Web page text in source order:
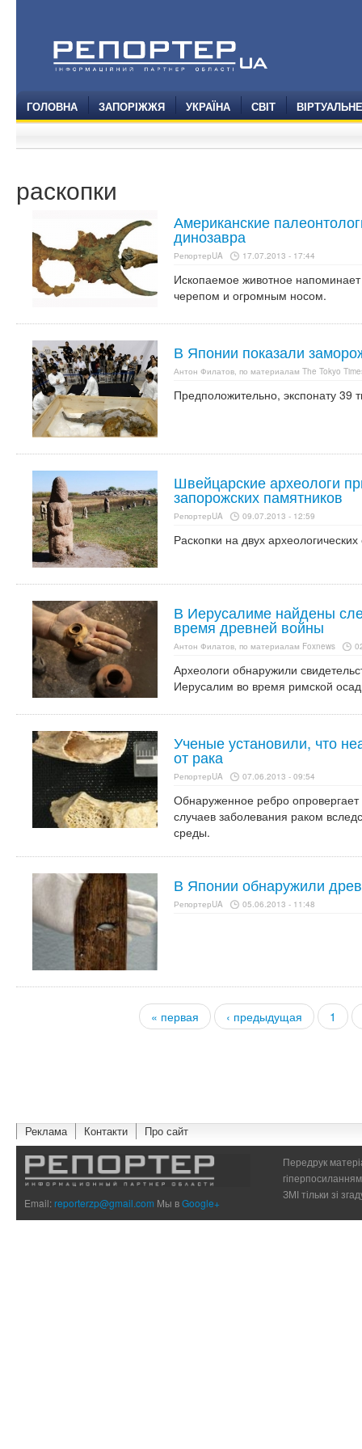
ГОЛОВНА ЗАПОРІЖЖЯ УКРАЇНА СВІТ
раскопки
Американские
динозавра
РепортерUA 17.07.2013 - 17:44
Ископаемое животное
черепом и огромным носом.
В Японии показали
Антон Филатов, по материалам The Tokyo
Предположительно, экспонату 39
Швейцарские археологи
запорожских памятников
РепортерUA 09.07.2013 - 12:59
Раскопки на двух
В Иерусалиме найдены
время древней войны
Антон Филатов, по материалам Foxnews
Археологи обнаружили
Иерусалим во время римской
Ученые установили, что
от рака
РепортерUA 07.06.2013 - 09:54
Обнаруженное ребро опровергает
случаев заболевания раком
среды.
В Японии обнаружили
РепортерUA 05.06.2013 - 11:48
« первая ‹ предыдущая 1
Реклама Контакти Про сайт
Email:reporterzp@gmail.com Мы вGoogle+
Передрук
ЗМІ тільки зі